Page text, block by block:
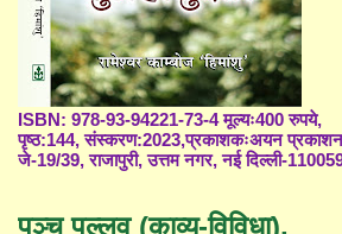
ISBN: 978-93-94221-73-4 मूल्यः400 रुपये,
पृष्ठ:144, संस्करण:2023,प्रकाशकःअयन
जे-19/39, राजापुरी, उत्तम नगर, नई दिल्ली-
पञ्च पल्लव (काव्य-विविधा),